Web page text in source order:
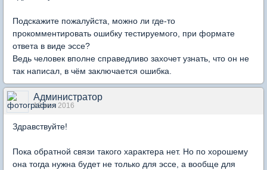
Подскажите пожалуйста, можно ли где-то
прокомментировать ошибку тестируемого, при формате
ответа в виде эссе?
Ведь человек вполне справедливо захочет узнать, что он не
так написал, в чём заключается ошибка.
Администратор
18 ноя 2016
Здравствуйте!
Пока обратной связи такого характера нет. Но по хорошему
она тогда нужна будет не только для эссе, а вообще для